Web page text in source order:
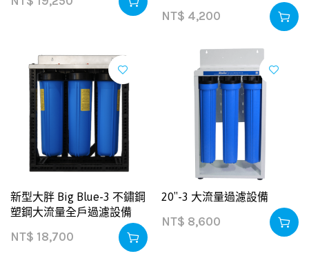
NT$ 4,200
新型大胖 Big Blue-3 不鏽鋼
塑鋼大流量全戶過濾設備
NT$ 18,700
20″-3 大流量過濾設備
NT$ 8,600